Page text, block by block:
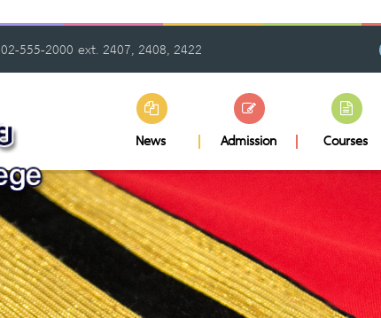
02-555-2000 ext. 2407, 2408, 2422
News Admission Courses